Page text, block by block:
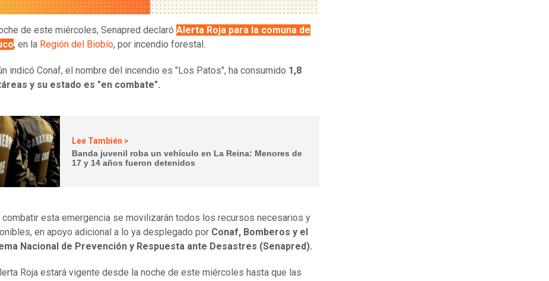
de este miércoles, Senapred declaró Alerta Roja para la comuna de
, en la Región del Biobío, por incendio forestal.
indicó Conaf, el nombre del incendio es "Los Patos", ha consumido 1,8
y su estado es "en combate".
Lee También >
Banda juvenil roba un vehículo en La Reina: Menores de
17 y 14 años fueron detenidos
combatir esta emergencia se movilizarán todos los recursos necesarios y
en apoyo adicional a lo ya desplegado por Conaf, Bomberos y el
Nacional de Prevención y Respuesta ante Desastres (Senapred).
Roja estará vigente desde la noche de este miércoles hasta que las